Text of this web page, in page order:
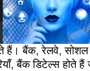
बैंक, रेलवे, सोशल
बैंक डिटेल्स होते